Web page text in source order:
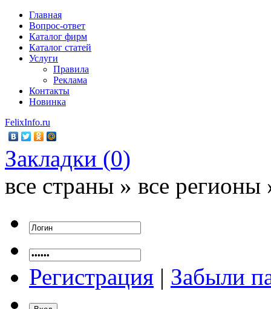
Главная
Вопрос-ответ
Каталог фирм
Каталог статей
Услуги
Правила
Реклама
Контакты
Новинка
FelixInfo.ru
Закладки (0)
все страны » все регионы
Регистрация | Забыли